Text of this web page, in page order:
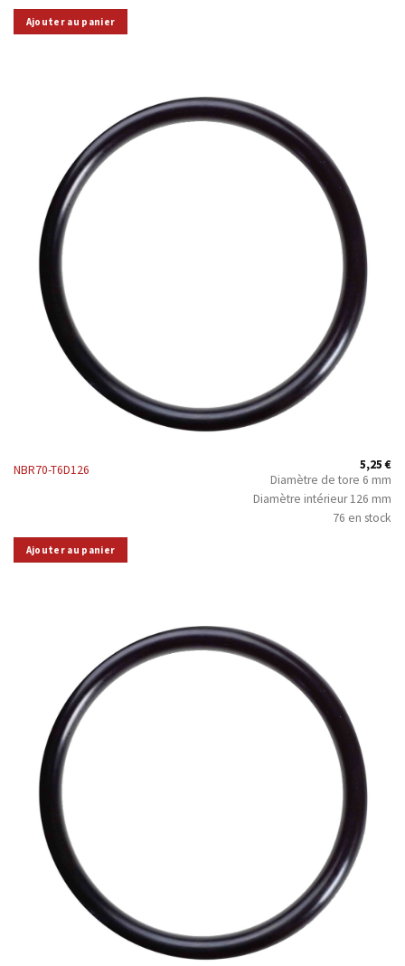
Ajouter au panier
NBR70-T6D126 5,25€
Diamètre de tore 6 mm
Diamètre intérieur 126 mm
76 en stock
Ajouter au panier